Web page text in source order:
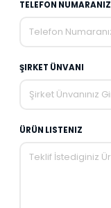
TELEFON NUMARANIZ
ŞIRKET ÜNVANI
ÜRÜN LISTENIZ